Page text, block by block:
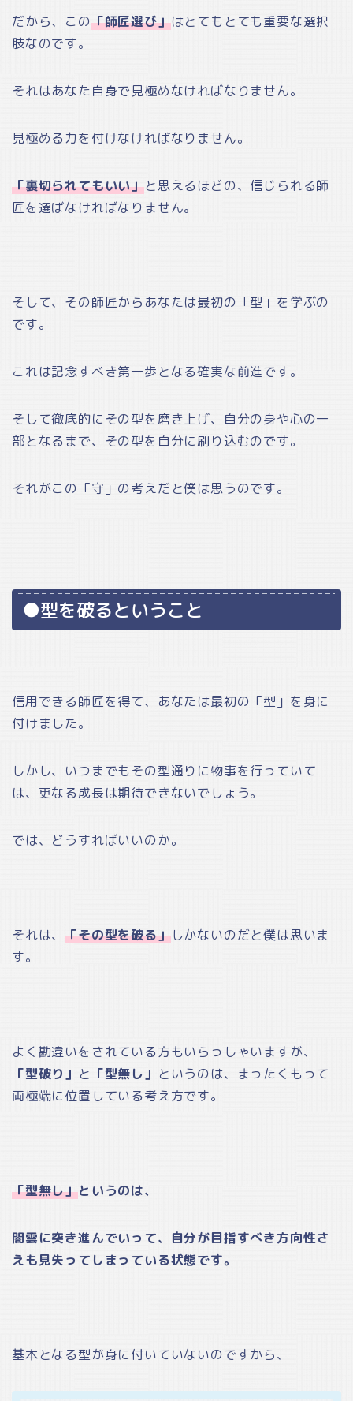
だから、この「師匠選び」はとてもとても重要な選択
肢なのです。
それはあなた自身で見極めなければなりません。
見極める力を付けなければなりません。
「裏切られてもいい」と思えるほどの、信じられる師
匠を選ばなければなりません。
そして、その師匠からあなたは最初の「型」を学ぶの
です。
これは記念すべき第一歩となる確実な前進です。
そして徹底的にその型を磨き上げ、自分の身や心の一
部となるまで、その型を自分に刷り込むのです。
それがこの「守」の考えだと僕は思うのです。
●型を破るということ
信用できる師匠を得て、あなたは最初の「型」を身に
付けました。
しかし、いつまでもその型通りに物事を行っていて
は、更なる成長は期待できないでしょう。
では、どうすればいいのか。
それは、「その型を破る」しかないのだと僕は思いま
す。
よく勘違いをされている方もいらっしゃいますが、
「型破り」 と 「型無し」 というのは、まったくもって
両極端に位置している考え方です。
「型無し」というのは、
闇雲に突き進んでいって、 自分が目指すべき方向性さ
えも見失ってしまっている状態です。
基本となる型が身に付いていないのですから、